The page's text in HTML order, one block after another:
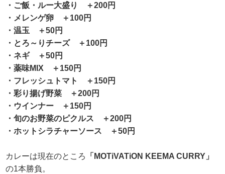
・ご飯・ルー大盛り ＋200円
・メレンゲ卵 ＋100円
・温玉 ＋50円
・とろ～りチーズ ＋100円
・ネギ ＋50円
・薬味MIX ＋150円
・フレッシュトマト ＋150円
・彩り揚げ野菜 ＋200円
・ウインナー ＋150円
・旬のお野菜のピクルス ＋200円
・ホットシラチャーソース ＋50円
カレーは現在のところ
「MOTiVATiON KEEMA CURRY」
の1本勝負。